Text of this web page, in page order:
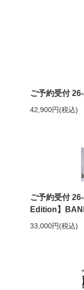
ご予約受付
42,900円(税込)
ご予約受付
Edition】
33,000円(税込)